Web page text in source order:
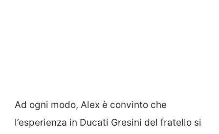
Ad ogni modo, Alex è convinto che
l’esperienza in Ducati Gresini del fratello si